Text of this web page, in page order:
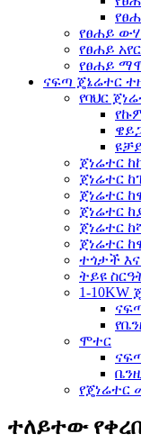
የፀሐይ
የፀሐይ
የፀሐይ
ናፍጣ ጄኔሬተር
የባህር
ጀነሬተር
ጀነሬተር
ጀነሬተር
ጀነሬተር
ጀነሬተር
ጀነሬተር
ተጎታች
ትይዩ
1-10KW
ሞተር
ተለይተው